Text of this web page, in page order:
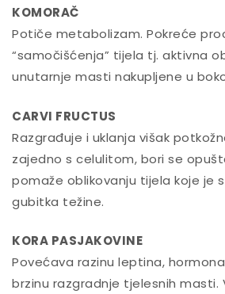
KOMORAČ
Potiče metabolizam. Pokreće
“samočišćenja” tijela tj. aktivna
unutarnje masti nakupljene u
CARVI FRUCTUS
Razgrađuje i uklanja višak
zajedno s celulitom, bori se
pomaže oblikovanju tijela koje je
gubitka težine.
KORA PASJAKOVINE
Povećava razinu leptina,
brzinu razgradnje tjelesnih masti.